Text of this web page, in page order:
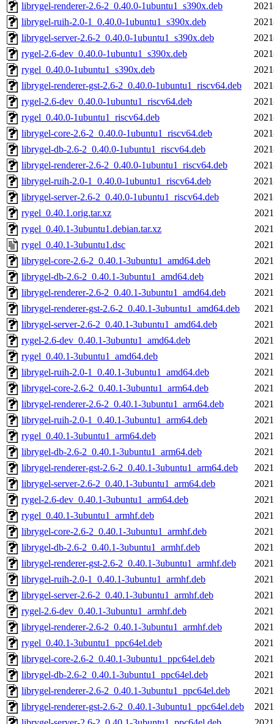
librygel-renderer-2.6-2_0.40.0-1ubuntu1_s390x.deb
librygel-ruih-2.0-1_0.40.0-1ubuntu1_s390x.deb
librygel-server-2.6-2_0.40.0-1ubuntu1_s390x.deb
rygel-2.6-dev_0.40.0-1ubuntu1_s390x.deb
rygel_0.40.0-1ubuntu1_s390x.deb
librygel-renderer-gst-2.6-2_0.40.0-1ubuntu1_riscv64.deb
rygel-2.6-dev_0.40.0-1ubuntu1_riscv64.deb
rygel_0.40.0-1ubuntu1_riscv64.deb
librygel-core-2.6-2_0.40.0-1ubuntu1_riscv64.deb
librygel-db-2.6-2_0.40.0-1ubuntu1_riscv64.deb
librygel-renderer-2.6-2_0.40.0-1ubuntu1_riscv64.deb
librygel-ruih-2.0-1_0.40.0-1ubuntu1_riscv64.deb
librygel-server-2.6-2_0.40.0-1ubuntu1_riscv64.deb
rygel_0.40.1.orig.tar.xz
rygel_0.40.1-3ubuntu1.debian.tar.xz
rygel_0.40.1-3ubuntu1.dsc
librygel-core-2.6-2_0.40.1-3ubuntu1_amd64.deb
librygel-db-2.6-2_0.40.1-3ubuntu1_amd64.deb
librygel-renderer-2.6-2_0.40.1-3ubuntu1_amd64.deb
librygel-renderer-gst-2.6-2_0.40.1-3ubuntu1_amd64.deb
librygel-server-2.6-2_0.40.1-3ubuntu1_amd64.deb
rygel-2.6-dev_0.40.1-3ubuntu1_amd64.deb
rygel_0.40.1-3ubuntu1_amd64.deb
librygel-ruih-2.0-1_0.40.1-3ubuntu1_amd64.deb
librygel-core-2.6-2_0.40.1-3ubuntu1_arm64.deb
librygel-renderer-2.6-2_0.40.1-3ubuntu1_arm64.deb
librygel-ruih-2.0-1_0.40.1-3ubuntu1_arm64.deb
rygel_0.40.1-3ubuntu1_arm64.deb
librygel-db-2.6-2_0.40.1-3ubuntu1_arm64.deb
librygel-renderer-gst-2.6-2_0.40.1-3ubuntu1_arm64.deb
librygel-server-2.6-2_0.40.1-3ubuntu1_arm64.deb
rygel-2.6-dev_0.40.1-3ubuntu1_arm64.deb
rygel_0.40.1-3ubuntu1_armhf.deb
librygel-core-2.6-2_0.40.1-3ubuntu1_armhf.deb
librygel-db-2.6-2_0.40.1-3ubuntu1_armhf.deb
librygel-renderer-gst-2.6-2_0.40.1-3ubuntu1_armhf.deb
librygel-ruih-2.0-1_0.40.1-3ubuntu1_armhf.deb
librygel-server-2.6-2_0.40.1-3ubuntu1_armhf.deb
rygel-2.6-dev_0.40.1-3ubuntu1_armhf.deb
librygel-renderer-2.6-2_0.40.1-3ubuntu1_armhf.deb
rygel_0.40.1-3ubuntu1_ppc64el.deb
librygel-core-2.6-2_0.40.1-3ubuntu1_ppc64el.deb
librygel-db-2.6-2_0.40.1-3ubuntu1_ppc64el.deb
librygel-renderer-2.6-2_0.40.1-3ubuntu1_ppc64el.deb
librygel-renderer-gst-2.6-2_0.40.1-3ubuntu1_ppc64el.deb